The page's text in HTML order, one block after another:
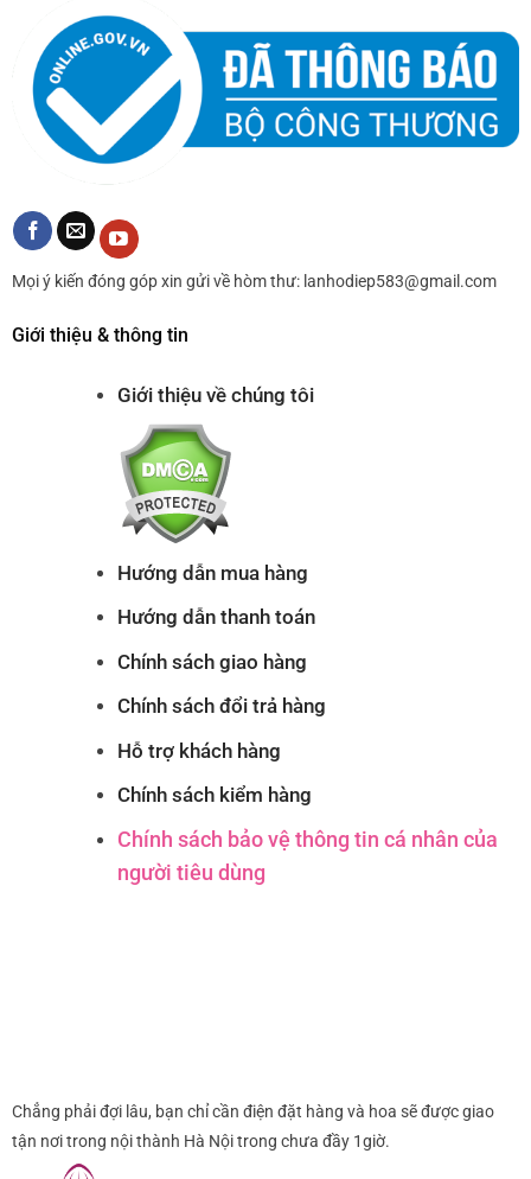
Mọi ý kiến đóng góp xin gửi về hòm thư: lanhodiep583@gmail.com
Giới thiệu & thông tin
Giới thiệu về chúng tôi
Hướng dẫn mua hàng
Hướng dẫn thanh toán
Chính sách giao hàng
Chính sách đổi trả hàng
Hỗ trợ khách hàng
Chính sách kiểm hàng
Chính sách bảo vệ thông tin cá nhân của
người tiêu dùng
Chẳng phải đợi lâu, bạn chỉ cần điện đặt hàng và hoa sẽ được giao
tận nơi trong nội thành Hà Nội trong chưa đầy 1giờ.